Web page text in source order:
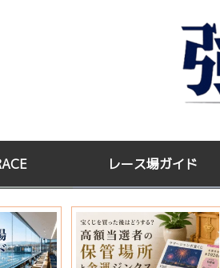
レース場ガイド